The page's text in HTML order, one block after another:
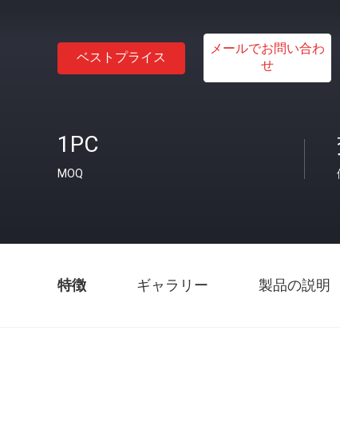
ベストプライス
メールでお問い合わ
せ
1PC
MOQ
特徴 ギャラリー 製品の説明